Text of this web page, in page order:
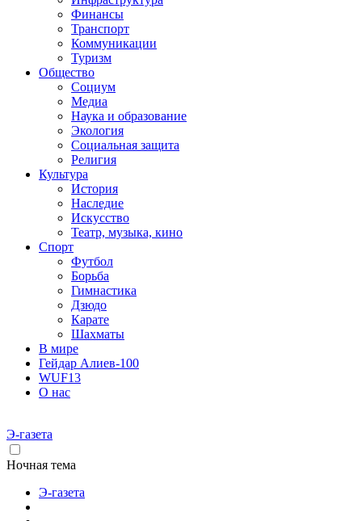
Финансы
Транспорт
Коммуникации
Туризм
Общество
Социум
Медиа
Наука и образование
Экология
Социальная защита
Религия
Культура
История
Наследие
Искусство
Театр, музыка, кино
Спорт
Футбол
Борьба
Гимнастика
Дзюдо
Карате
Шахматы
В мире
Гейдар Алиев-100
WUF13
О нас
Э-газета
Ночная тема
Э-газета